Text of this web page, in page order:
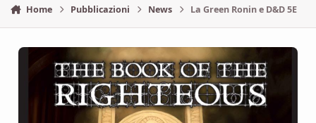
Home Pubblicazioni News La Green Ronin e D&D 5E